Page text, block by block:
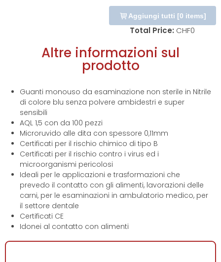
Aggiungi tutti [0 items]
Total Price: CHF0
Altre informazioni sul
prodotto
Guanti monouso da esaminazione non sterile in Nitrile
di colore blu senza polvere ambidestri e super
sensibili
AQL 1,5 con da 100 pezzi
Microruvido alle dita con spessore 0,11mm
Certificati per il rischio chimico di tipo B
Certificati per il rischio contro i virus ed i
microorganismi pericolosi
Ideali per le applicazioni e trasformazioni che
prevedo il contatto con gli alimenti, lavorazioni delle
carni, per le esaminazioni in ambulatorio medico, per
il settore dentale
Certificati CE
Idonei al contatto con alimenti